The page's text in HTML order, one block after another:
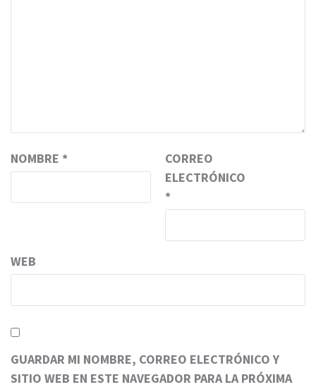
NOMBRE *
CORREO
ELECTRÓNICO
*
WEB
GUARDAR MI NOMBRE, CORREO ELECTRÓNICO Y
SITIO WEB EN ESTE NAVEGADOR PARA LA PRÓXIMA